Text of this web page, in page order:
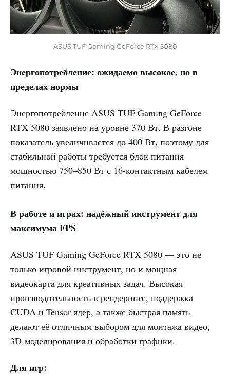
ASUS TUF Gaming GeForce RTX 5080
Энергопотребление: ожидаемо высокое, но в
пределах нормы
Энергопотребление ASUS TUF Gaming GeForce
RTX 5080 заявлено на уровне 370 Вт. В разгоне
показатель увеличивается до 400 Вт, поэтому для
стабильной работы требуется блок питания
мощностью 750–850 Вт с 16-контактным кабелем
питания.
В работе и играх: надёжный инструмент для
максимума FPS
ASUS TUF Gaming GeForce RTX 5080 — это не
только игровой инструмент, но и мощная
видеокарта для креативных задач. Высокая
производительность в рендеринге, поддержка
CUDA и Tensor ядер, а также быстрая память
делают её отличным выбором для монтажа видео,
3D-моделирования и обработки графики.
Для игр: